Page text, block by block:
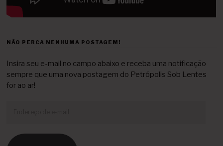
NÃO PERCA NENHUMA POSTAGEM!
Insira seu e-mail no campo abaixo e receba uma notificação
sempre que uma nova postagem do Petrópolis Sob Lentes
for ao ar!
mail